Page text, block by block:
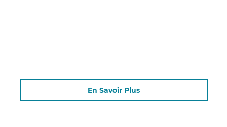
En Savoir Plus